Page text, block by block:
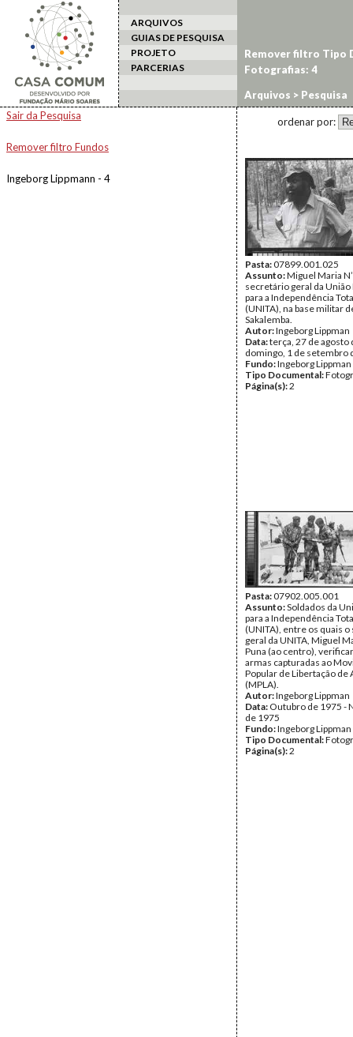
ARQUIVOS
GUIAS DE PESQUISA
PROJETO
PARCERIAS
Arquivos > Pesquisa
Sair da Pesquisa
Remover filtro Fundos
Ingeborg Lippmann - 4
Remover filtro Tipo
Fotografias: 4
ordenar por:
Pasta:07899.001.025
Assunto:Miguel Maria
secretário geral da União
para a Independência
(UNITA), na base militar
Sakalemba.
Autor:Ingeborg Lippman
Data:terça, 27 de agosto
domingo, 1 de setembro
Fundo:Ingeborg Lippman
Tipo Documental:
Página(s):2
Pasta:07902.005.001
Assunto:Soldados da
para a Independência
(UNITA), entre os quais
geral da UNITA, Miguel
Puna (ao centro),
armas capturadas ao
Popular de Libertação de
(MPLA).
Autor:Ingeborg Lippman
Data: Outubro de 1975 -
de 1975
Fundo:Ingeborg Lippman
Tipo Documental:
Página(s):2